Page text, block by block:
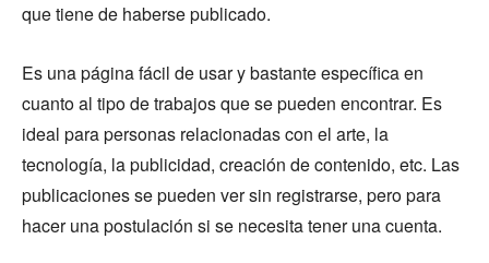
que tiene de haberse publicado.
Es una página fácil de usar y bastante específica en
cuanto al tipo de trabajos que se pueden encontrar. Es
ideal para personas relacionadas con el arte, la
tecnología, la publicidad, creación de contenido, etc. Las
publicaciones se pueden ver sin registrarse, pero para
hacer una postulación si se necesita tener una cuenta.